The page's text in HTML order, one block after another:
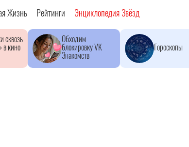
Жизнь Рейтинги Энциклопедия Звёзд
сквозь
в кино
Обходим
блокировку VK
Знакомств
Гороскопы